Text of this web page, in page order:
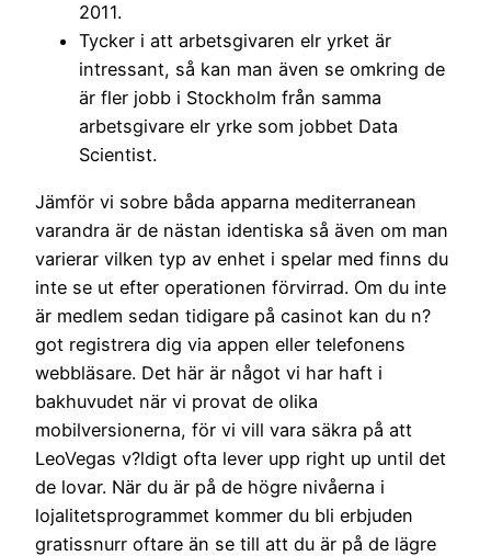
2011.
Tycker i att arbetsgivaren elr yrket är
intressant, så kan man även se omkring de
är fler jobb i Stockholm från samma
arbetsgivare elr yrke som jobbet Data
Scientist.
Jämför vi sobre båda apparna mediterranean
varandra är de nästan identiska så även om man
varierar vilken typ av enhet i spelar med finns du
inte se ut efter operationen förvirrad. Om du inte
är medlem sedan tidigare på casinot kan du n?
got registrera dig via appen eller telefonens
webbläsare. Det här är något vi har haft i
bakhuvudet när vi provat de olika
mobilversionerna, för vi vill vara säkra på att
LeoVegas v?ldigt ofta lever upp right up until det
de lovar. När du är på de högre nivåerna i
lojalitetsprogrammet kommer du bli erbjuden
gratissnurr oftare än se till att du är på de lägre